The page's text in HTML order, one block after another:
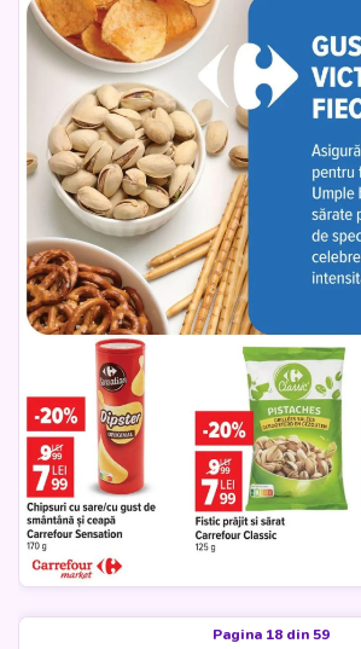
Pagina 18 din 59